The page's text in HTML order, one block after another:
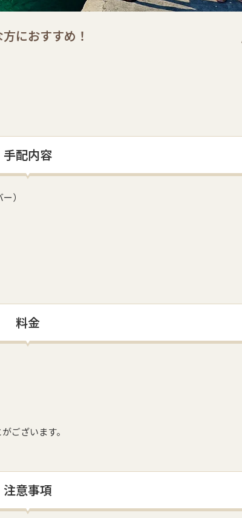
におすすめ！
手配内容
）
料金
ございます。
注意事項